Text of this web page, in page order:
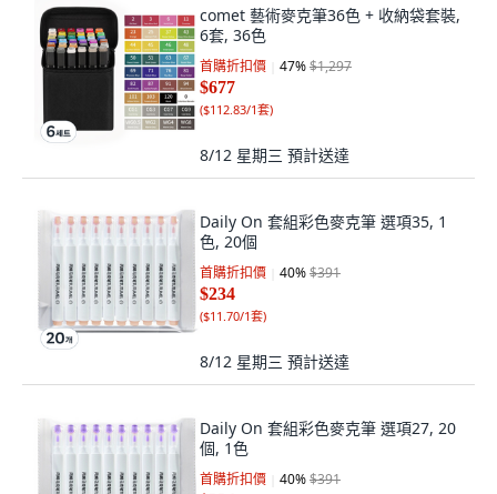
comet 藝術麥克筆36色 + 收納袋套裝,
6套, 36色
首購折扣價 47%$1,297
$677
($112.83/1套)
8/12 星期三 預計送達
Daily On 套組彩色麥克筆 選項35, 1
色, 20個
首購折扣價 40%$391
$234
($11.70/1套)
8/12 星期三 預計送達
Daily On 套組彩色麥克筆 選項27, 20
個, 1色
首購折扣價 40%$391